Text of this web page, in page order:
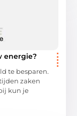
energie?
te besparen.
zaken
kun je